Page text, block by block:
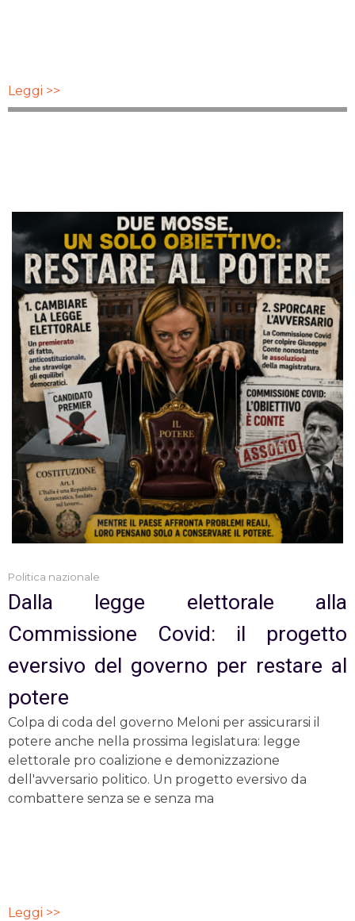
Leggi >>
Politica nazionale
Dalla legge elettorale alla
Commissione Covid: il progetto
eversivo del governo per restare al
potere
Colpa di coda del governo Meloni per assicurarsi il
potere anche nella prossima legislatura: legge
elettorale pro coalizione e demonizzazione
dell'avversario politico. Un progetto eversivo da
combattere senza se e senza ma
Leggi >>